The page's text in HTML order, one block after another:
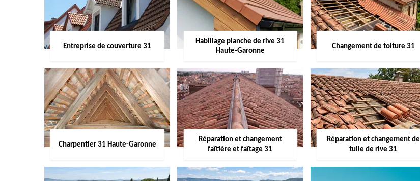
Entreprise de couverture 31
Habillage planche de rive 31
Haute-Garonne
Changement de toiture 31
Charpentier 31 Haute-Garonne
Réparation et changement
faîtière et faîtage 31
Réparation et changement de
tuile de rive 31